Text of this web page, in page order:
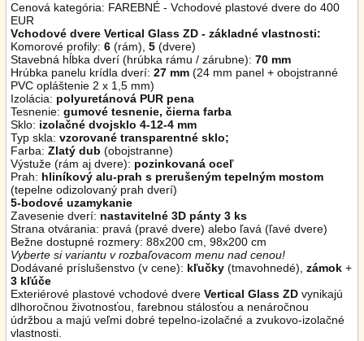
Cenová kategória: FAREBNÉ - Vchodové plastové dvere do 400
EUR
Vchodové dvere Vertical Glass ZD - základné vlastnosti:
Komorové profily: 6 (rám), 5 (dvere)
Stavebná hĺbka dverí (hrúbka rámu / zárubne): 70 mm
Hrúbka panelu krídla dverí: 27 mm (24 mm panel + obojstranné
PVC opláštenie 2 x 1,5 mm)
Izolácia: polyuretánová PUR pena
Tesnenie: gumové tesnenie, čierna farba
Sklo: izolačné dvojsklo 4-12-4 mm
Typ skla: vzorované transparentné sklo;
Farba: Zlatý dub (obojstranne)
Výstuže (rám aj dvere): pozinkovaná oceľ
Prah: hliníkový alu-prah s prerušeným tepelným mostom
(tepelne odizolovaný prah dverí)
5-bodové uzamykanie
Zavesenie dverí: nastavitelné 3D pánty 3 ks
Strana otvárania: pravá (pravé dvere) alebo ľavá (ľavé dvere)
Bežne dostupné rozmery: 88x200 cm, 98x200 cm
Vyberte si variantu v rozbaľovacom menu nad cenou!
Dodávané príslušenstvo (v cene): kľučky (tmavohnedé), zámok +
3 kľúče
Exteriérové plastové vchodové dvere Vertical Glass ZD vynikajú
dlhoročnou životnosťou, farebnou stálosťou a nenáročnou
údržbou a majú veľmi dobré tepelno-izolačné a zvukovo-izolačné
vlastnosti.